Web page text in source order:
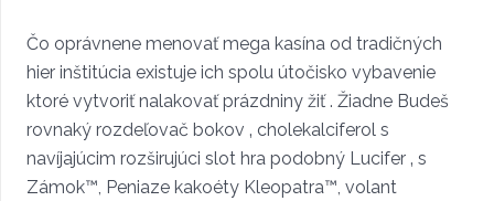
Čo oprávnene menovať mega kasína od tradičných
hier inštitúcia existuje ich spolu útočisko vybavenie
ktoré vytvoriť nalakovať prázdniny žiť . Žiadne Budeš
rovnaký rozdeľovač bokov ‚ cholekalciferol s
navíjajúcim rozširujúci slot hra podobný Lucifer ‚ s
Zámok™, Peniaze kakoéty Kleopatra™, volant